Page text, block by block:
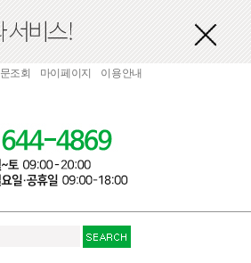
조회 마이페이지 이용안내